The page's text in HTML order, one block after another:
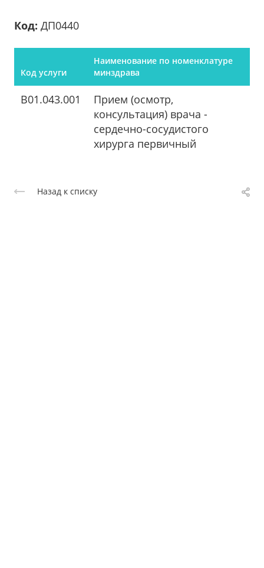
Код: ДП0440
Код услуги
Наименование по номенклатуре
минздрава
B01.043.001
Прием (осмотр,
консультация) врача -
сердечно-сосудистого
хирурга первичный
Назад к списку